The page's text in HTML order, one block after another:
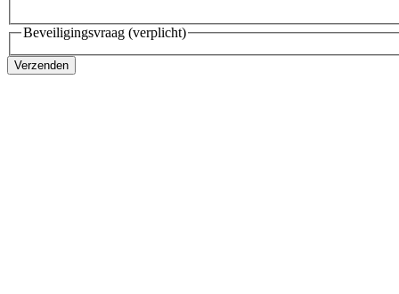
Beveiligingsvraag (verplicht)
Verzenden